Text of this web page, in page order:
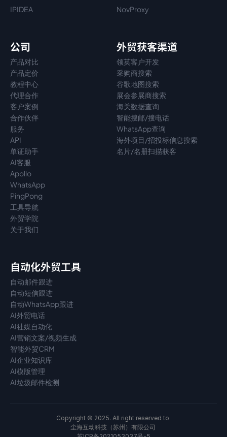
IPIDEA
NovProxy
公司
产品对比
产品定价
教程中心
代理合作
客户案例
合作伙伴
服务
API
单证助手
AI客服
Apollo
WhatsApp
PingPong
工具导航
外贸学院
关于我们
外贸获客渠道
领英客户开发
采购商搜索
谷歌地图搜索
展会参展商搜索
海关数据查询
智能搜邮/搜电话
WhatsApp查询
海外项目/招投标信息搜索
名片/名册扫描获客
自动化外贸工具
自动邮件跟进
自动短信跟进
自动WhatsApp跟进
AI外贸电话
AI社媒自动化
AI营销文案/视频生成
智能外贸CRM
AI企业知识库
AI模版管理
AI垃圾邮件检测
Copyright © 2025. All right reserved to
尘海互动科技（苏州）有限公司